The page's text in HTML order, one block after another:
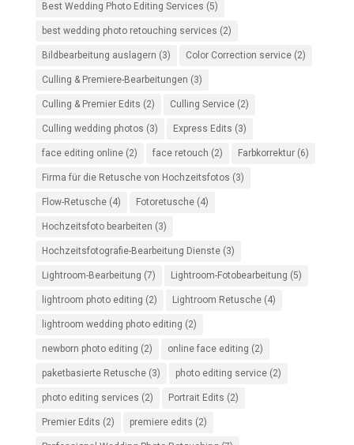
Best Wedding Photo Editing Services (5)
best wedding photo retouching services (2)
Bildbearbeitung auslagern (3) Color Correction service(2)
Culling & Premiere-Bearbeitungen (3)
Culling & Premier Edits (2) Culling Service(2)
Culling wedding photos (3) Express Edits (3)
face editing online(2) face retouch (2) Farbkorrektur(6)
Firma für die Retusche von Hochzeitsfotos (3)
Flow-Retusche(4) Fotoretusche(4)
Hochzeitsfoto bearbeiten (3)
Hochzeitsfotografie-Bearbeitung Dienste(3)
Lightroom-Bearbeitung (7) Lightroom-Fotobearbeitung (5)
lightroom photo editing (2) Lightroom Retusche(4)
lightroom wedding photo editing (2)
newborn photo editing (2) online face editing (2)
paketbasierte Retusche(3) photo editing service(2)
photo editing services (2) Portrait Edits (2)
Premier Edits (2) premiere edits (2)